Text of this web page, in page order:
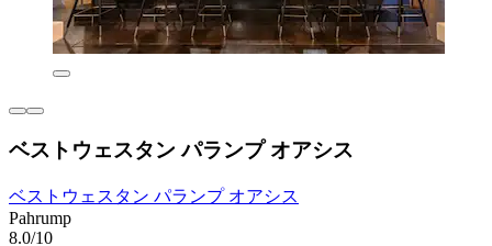
ベストウェスタン パランプ オアシス
ベストウェスタン パランプ オアシス
Pahrump
8.0/10